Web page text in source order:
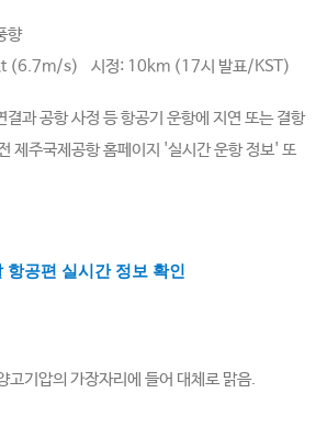
향
(6.7m/s) 시정: 10km (17시 발표/KST)
과 공항 사정 등 항공기 운항에 지연 또는 결항
제주국제공항 홈페이지 '실시간 운항 정보' 또
공편 실시간 정보 확인
고기압의 가장자리에 들어 대체로 맑음.